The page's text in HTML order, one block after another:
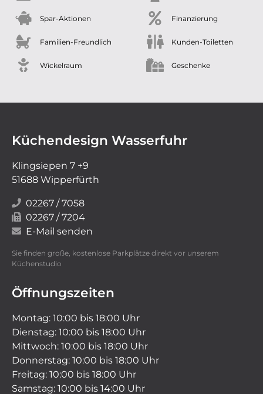
Spar-Aktionen Finanzierung
Familien-Freundlich Kunden-Toiletten
Wickelraum Geschenke
Küchendesign Wasserfuhr
Klingsiepen 7 +9
51688 Wipperfürth
02267 / 7058
02267 / 7204
E-Mail senden
Sie finden große, kostenlose Parkplätze direkt vor unserem
Küchenstudio
Öffnungszeiten
Montag: 10:00 bis 18:00 Uhr
Dienstag: 10:00 bis 18:00 Uhr
Mittwoch: 10:00 bis 18:00 Uhr
Donnerstag: 10:00 bis 18:00 Uhr
Freitag: 10:00 bis 18:00 Uhr
Samstag: 10:00 bis 14:00 Uhr